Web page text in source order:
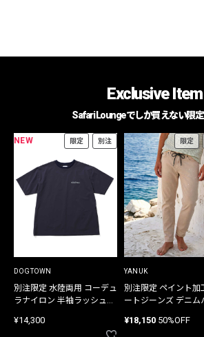
Exclusive Item
Safari Loungeでしか買えない限
NEW 限定 別注
DOGTOWN
別注限定 水陸両用 コーデュ
ラナイロン 半袖ラッシュガ
¥14,300
限定
YANUK
別注限定 ペイント加
ートジーンズ デニム
¥18,150 50%OFF